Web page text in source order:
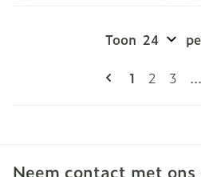
U lees
1 Pagina
2 Pagina
3 ...
Toon
Neem contact met ons